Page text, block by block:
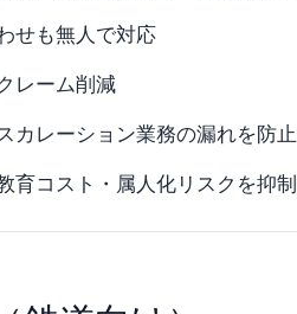
せも無人で対応
レーム削減
カレーション業務の漏れを防止
育コスト・属人化リスクを抑制